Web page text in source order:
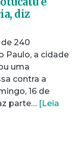
diz
240
Paulo, a cidade
uma
contra a
16 de
parte… [Leia